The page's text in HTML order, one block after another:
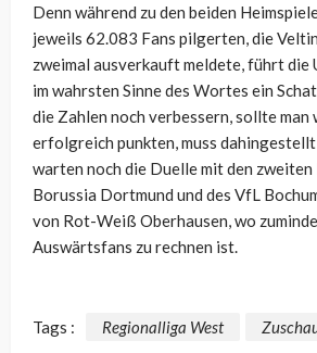
Denn während zu den beiden
jeweils 62.083 Fans pilgerten, die
zweimal ausverkauft meldete, führt die
im wahrsten Sinne des Wortes ein
die Zahlen noch verbessern, sollte man
erfolgreich punkten, muss
warten noch die Duelle mit den
Borussia Dortmund und des VfL
von Rot-Weiß Oberhausen, wo
Auswärtsfans zu rechnen ist.
Tags : Regionalliga West